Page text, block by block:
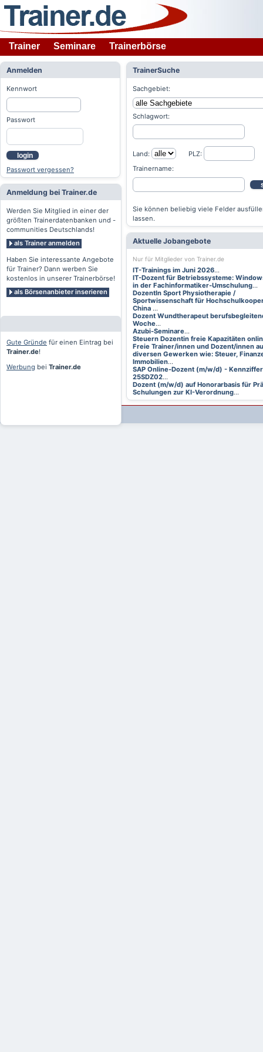
Trainer Seminare Trainerbörse
Anmelden
Kennwort
Passwort
login
Passwort vergessen?
Anmeldung bei Trainer.de
Werden Sie Mitglied in einer der
größten Trainerdatenbanken und -
communities Deutschlands!
als Trainer anmelden
Haben Sie interessante Angebote
für Trainer? Dann werben Sie
kostenlos in unserer Trainerbörse!
als Börsenanbieter inserieren
Gute Gründe für einen Eintrag bei
Trainer.de!
Werbung bei Trainer.de
TrainerSuche
Sachgebiet:
Schlagwort:
Land:
PLZ:
Trainername:
Sie können beliebig viele Felder
lassen.
Aktuelle Jobangebote
Nur für Mitglieder von Trainer.de
IT-Trainings im Juni 2026...
IT-Dozent für Betriebssysteme:
in der Fachinformatiker-Umschulung...
DozentIn Sport Physiotherapie /
Sportwissenschaft für
China ...
Dozent Wundtherapeut
Woche...
Azubi-Seminare...
Steuern Dozentin freie Kapazitäten
Freie Trainer/innen und Dozent/innen
diversen Gewerken wie: Steuer,
Immobilien...
SAP Online-Dozent (m/w/d) -
25SDZ02...
Dozent (m/w/d) auf Honorarbasis für
Schulungen zur KI-Verordnung...